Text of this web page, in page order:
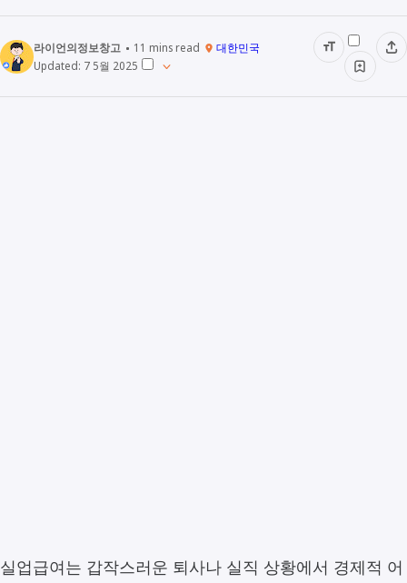
라이언의정보창고 11 mins read
대한민국
Updated: 7 5월 2025
실업급여는 갑작스러운 퇴사나 실직 상황에서 경제적 어